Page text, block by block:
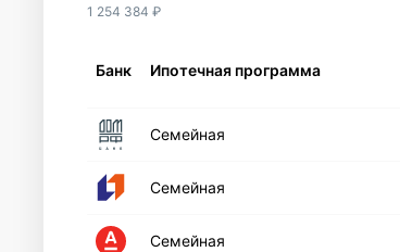
1 254 384 ₽
Банк Ипотечная программа
Семейная
Семейная
Семейная